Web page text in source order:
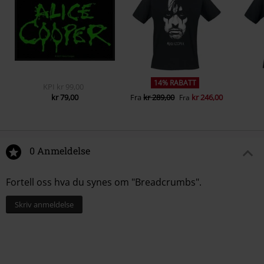
Sister Anne
Don't give up
Go man go (Live)
KPI
kr 99,00
kr 79,00
14% RABATT
Frakr 289,00 Fra kr 246,00
0 Anmeldelse
Fortell oss hva du synes om "Breadcrumbs".
Skriv anmeldelse